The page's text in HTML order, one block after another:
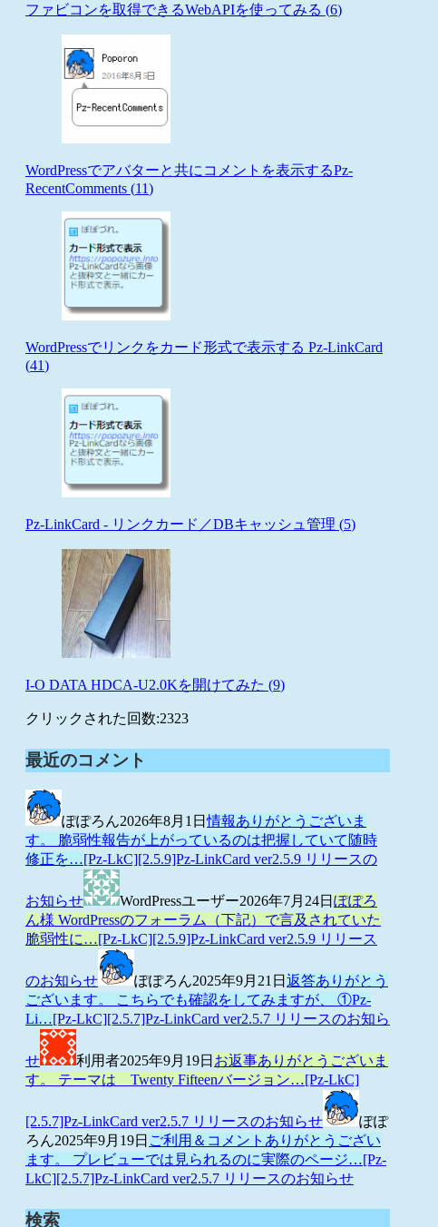
ファビコンを取得できるWebAPIを使ってみる (6)
WordPressでアバターと共にコメントを表示するPz-
RecentComments (11)
WordPressでリンクをカード形式で表示する Pz-LinkCard
(41)
Pz-LinkCard - リンクカード／DBキャッシュ管理 (5)
I-O DATA HDCA-U2.0Kを開けてみた (9)
クリックされた回数:2323
最近のコメント
ぽぽろん2026年8月1日情報ありがとうございま
す。 脆弱性報告が上がっているのは把握していて随時
修正を…[Pz-LkC][2.5.9]Pz-LinkCard ver2.5.9 リリースの
お知らせ WordPressユーザー2026年7月24日 ぽぽろ
ん様 WordPressのフォーラム（下記）で言及されていた
脆弱性に…[Pz-LkC][2.5.9]Pz-LinkCard ver2.5.9 リリース
のお知らせ ぽぽろん2025年9月21日 返答ありがとう
ございます。 こちらでも確認をしてみますが、 ①Pz-
Li…[Pz-LkC][2.5.7]Pz-LinkCard ver2.5.7 リリースのお知ら
せ 利用者2025年9月19日 お返事ありがとうございま
す。 テーマは Twenty Fifteenバージョン…[Pz-LkC]
[2.5.7]Pz-LinkCard ver2.5.7 リリースのお知らせ
ぽぽ
ろん2025年9月19日 ご利用＆コメントありがとうござい
ます。 プレビューでは見られるのに実際のページ…[Pz-
LkC][2.5.7]Pz-LinkCard ver2.5.7 リリースのお知らせ
検索